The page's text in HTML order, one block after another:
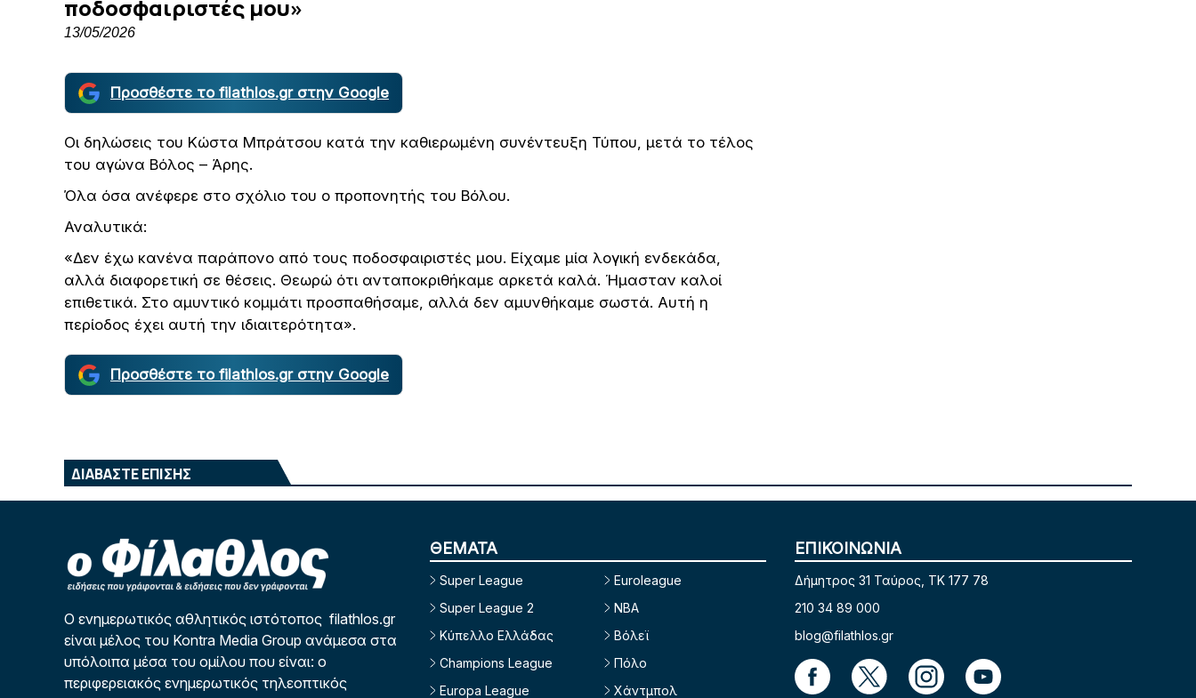
ποδοσφαιριστές μου»
13/05/2026
Προσθέστε το filathlos.gr στην Google
Οι δηλώσεις του Κώστα Μπράτσου κατά την καθιερωμένη συνέντευξη Τύπου, μετά το τέλος
του αγώνα Βόλος – Άρης.
Όλα όσα ανέφερε στο σχόλιο του ο προπονητής του Βόλου.
Αναλυτικά:
«Δεν έχω κανένα παράπονο από τους ποδοσφαιριστές μου. Είχαμε μία λογική ενδεκάδα,
αλλά διαφορετική σε θέσεις. Θεωρώ ότι ανταποκριθήκαμε αρκετά καλά. Ήμασταν καλοί
επιθετικά. Στο αμυντικό κομμάτι προσπαθήσαμε, αλλά δεν αμυνθήκαμε σωστά. Αυτή η
περίοδος έχει αυτή την ιδιαιτερότητα».
Προσθέστε το filathlos.gr στην Google
ΔΙΑΒΑΣΤΕ ΕΠΙΣΗΣ
Ο ενημερωτικός αθλητικός ιστότοπος filathlos.gr
είναι μέλος του Kontra Media Group ανάμεσα στα
υπόλοιπα μέσα του ομίλου που είναι: ο
περιφερειακός ενημερωτικός τηλεοπτικός
ΘΕΜΑΤΑ
Super League
Super League 2
Κύπελλο Ελλάδας
Champions League
Europa League
Euroleague
NBA
Βόλεϊ
Πόλο
Χάντμπολ
ΕΠΙΚΟΙΝΩΝΙΑ
Δήμητρος 31 Ταύρος, TK 177 78
210 34 89 000
blog@filathlos.gr